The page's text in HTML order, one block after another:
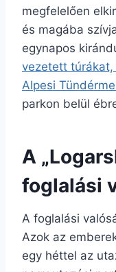
megfelelően
és magába
egynapos
vezetett túrákat,
Alpesi
parkon belül
A
foglalási
A foglalási
Azok az
egy héttel az